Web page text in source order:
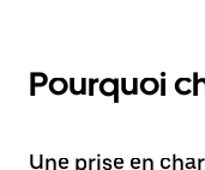
Pourquoi
Une prise en